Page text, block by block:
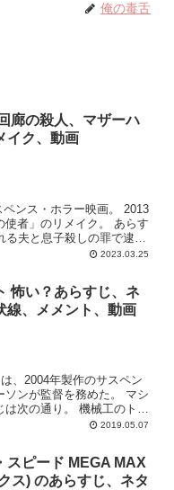
俺の毒舌
廊の殺人、マザーハ
イク、動画
ス・ホラー映画。 2013
者」のリメイク。 あらす
夫と息子殺しの罪で逮捕
2023.03.25
怖い？あらすじ、ネ
線、メメント、動画
、2004年製作のサスペン
次の通り。 機械工のトレ
2019.05.07
スピード MEGA MAX
ス) のあらすじ、ネタ